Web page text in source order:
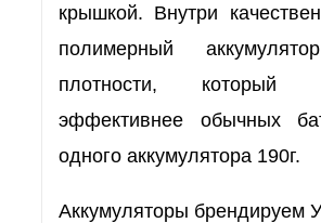
крышкой. Внутри
полимерный
плотности,
эффективнее обычных
одного аккумулятора 190г.
Аккумуляторы брендируем